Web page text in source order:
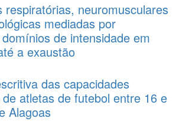
respiratórias, neuromusculares
mediadas por
de intensidade em
a exaustão
das capacidades
atletas de futebol entre 16 e
Alagoas